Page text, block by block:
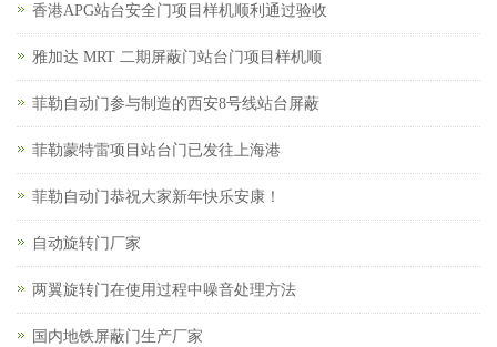
香港APG站台安全门项目样机顺利通过验收
雅加达 MRT 二期屏蔽门站台门项目样机顺
菲勒自动门参与制造的西安8号线站台屏蔽
菲勒蒙特雷项目站台门已发往上海港
菲勒自动门恭祝大家新年快乐安康！
自动旋转门厂家
两翼旋转门在使用过程中噪音处理方法
国内地铁屏蔽门生产厂家